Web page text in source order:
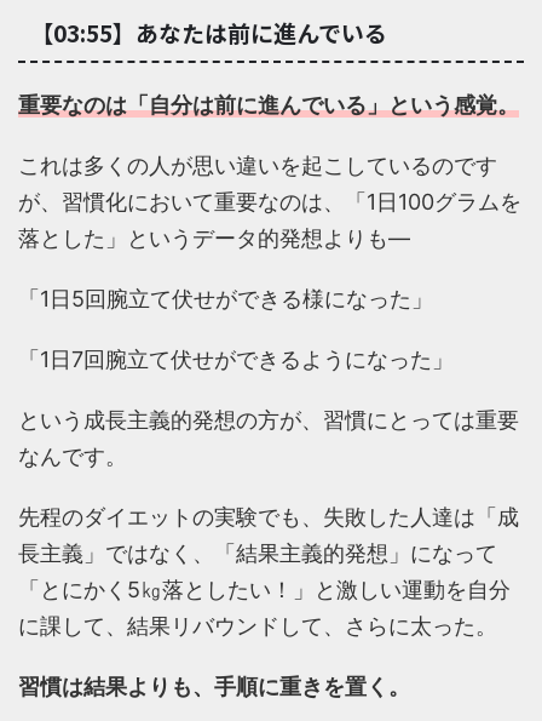
【03:55】あなたは前に進んでいる
重要なのは「自分は前に進んでいる」という感覚。
これは多くの人が思い違いを起こしているのです
が、習慣化において重要なのは、「1日100グラムを
落とした」というデータ的発想よりも―
「1日5回腕立て伏せができる様になった」
「1日7回腕立て伏せができるようになった」
という成長主義的発想の方が、習慣にとっては重要
なんです。
先程のダイエットの実験でも、失敗した人達は「成
長主義」ではなく、「結果主義的発想」になって
「とにかく5㎏落としたい！」と激しい運動を自分
に課して、結果リバウンドして、さらに太った。
習慣は結果よりも、手順に重きを置く。